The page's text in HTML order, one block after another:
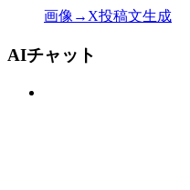
画像→X投稿文生成
AIチャット